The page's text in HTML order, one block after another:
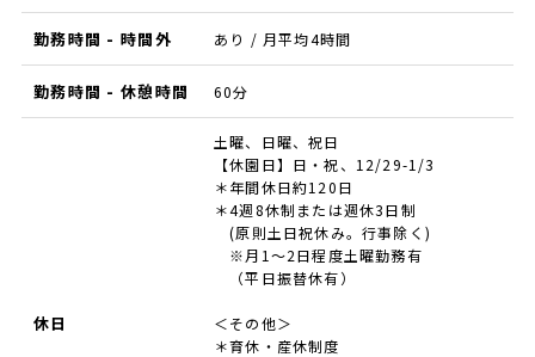
勤務時間 - 時間外 あり / 月平均4時間
勤務時間 - 休憩時間 60分
休日
土曜、日曜、祝日
【休園日】日・祝、12/29-1/3
＊年間休日約120日
＊4週8休制または週休3日制
(原則土日祝休み。行事除く)
※月1～2日程度土曜勤務有
（平日振替休有）
＜その他＞
＊育休・産休制度